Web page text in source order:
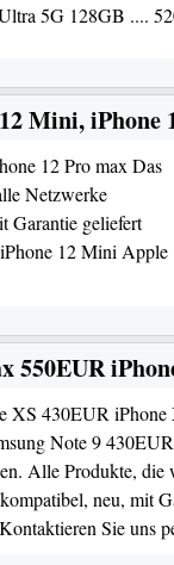
5G 128GB ....
Mini, iPhone
12 Pro max Das
Netzwerke
Garantie geliefert
12 Mini Apple
550EUR
XS 430EUR
Note 9
Alle Produkte, die
neu, mit
Sie uns